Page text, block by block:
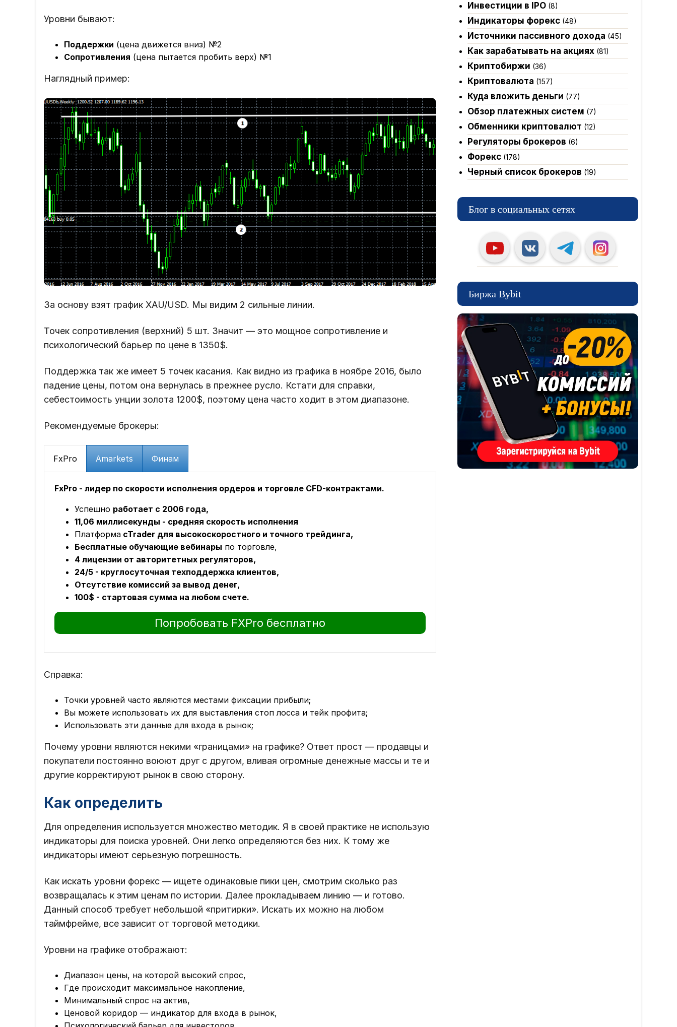
Уровни бывают:
Поддержки (цена движется вниз) №2
Сопротивления (цена пытается пробить верх) №1
Наглядный пример:
За основу взят график XAU/USD. Мы видим 2 сильные линии.
Точек сопротивления (верхний) 5 шт. Значит — это мощное сопротивление и
психологический барьер по цене в 1350$.
Поддержка так же имеет 5 точек касания. Как видно из графика в ноябре 2016, было
падение цены, потом она вернулась в прежнее русло. Кстати для справки,
себестоимость унции золота 1200$, поэтому цена часто ходит в этом диапазоне.
Рекомендуемые брокеры:
FxPro Amarkets Финам
FxPro - лидер по скорости исполнения ордеров и торговле CFD-контрактами.
Успешно работает с 2006 года,
11,06 миллисекунды - средняя скорость исполнения
Платформа cTrader для высокоскоростного и точного трейдинга,
Бесплатные обучающие вебинары по торговле,
4 лицензии от авторитетных регуляторов,
24/5 - круглосуточная техподдержка клиентов,
Отсутствие комиссий за вывод денег,
100$ - стартовая сумма на любом счете.
Попробовать FXPro бесплатно
Справка:
Точки уровней часто являются местами фиксации прибыли;
Вы можете использовать их для выставления стоп лосса и тейк профита;
Использовать эти данные для входа в рынок;
Почему уровни являются некими «границами» на графике? Ответ прост — продавцы и
покупатели постоянно воюют друг с другом, вливая огромные денежные массы и те и
другие корректируют рынок в свою сторону.
Как определить
Для определения используется множество методик. Я в своей практике не использую
индикаторы для поиска уровней. Они легко определяются без них. К тому же
индикаторы имеют серьезную погрешность.
Как искать уровни форекс — ищете одинаковые пики цен, смотрим сколько раз
возвращалась к этим ценам по истории. Далее прокладываем линию — и готово.
Данный способ требует небольшой «притирки». Искать их можно на любом
таймфрейме, все зависит от торговой методики.
Уровни на графике отображают:
Диапазон цены, на которой высокий спрос,
Где происходит максимальное накопление,
Минимальный спрос на актив,
Ценовой коридор — индикатор для входа в рынок,
Инвестиции в IPO(8)
Индикаторы форекс(48)
Источники пассивного дохода (45)
Как зарабатывать на акциях(81)
Криптобиржи (36)
Криптовалюта (157)
Куда вложить деньги (77)
Обзор платежных систем (7)
Обменники криптовалют (12)
Регуляторы брокеров (6)
Форекс(178)
Черный список брокеров (19)
Блог в социальных сетях
Биржа Bybit